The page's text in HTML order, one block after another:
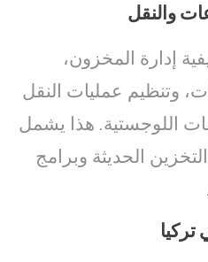
والنقل
إدارة المخزون،
وتنظيم عمليات النقل
اللوجستية. هذا يشمل
الحديثة وبرامج
تركيا